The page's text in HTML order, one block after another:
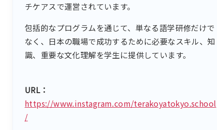
チケアスで運営されています。
包括的なプログラムを通じて、単なる語学研修だけで
なく、日本の職場で成功するために必要なスキル、知
識、重要な文化理解を学生に提供しています。
URL：
https://www.instagram.com/terakoyatokyo.school
/